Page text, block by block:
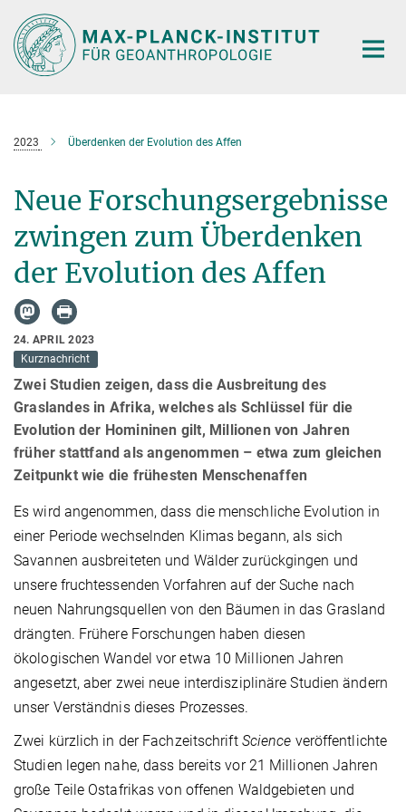
Hauptinhalt
2023 Überdenken der Evolution des Affen
Neue Forschungsergebnisse
zwingen zum Überdenken
der Evolution des Affen
24. APRIL 2023
Kurznachricht
Zwei Studien zeigen, dass die Ausbreitung des
Graslandes in Afrika, welches als Schlüssel für die
Evolution der Homininen gilt, Millionen von Jahren
früher stattfand als angenommen – etwa zum gleichen
Zeitpunkt wie die frühesten Menschenaffen
Es wird angenommen, dass die menschliche Evolution in
einer Periode wechselnden Klimas begann, als sich
Savannen ausbreiteten und Wälder zurückgingen und
unsere fruchtessenden Vorfahren auf der Suche nach
neuen Nahrungsquellen von den Bäumen in das Grasland
drängten. Frühere Forschungen haben diesen
ökologischen Wandel vor etwa 10 Millionen Jahren
angesetzt, aber zwei neue interdisziplinäre Studien ändern
unser Verständnis dieses Prozesses.
Zwei kürzlich in der Fachzeitschrift Science veröffentlichte
Studien legen nahe, dass bereits vor 21 Millionen Jahren
große Teile Ostafrikas von offenen Waldgebieten und